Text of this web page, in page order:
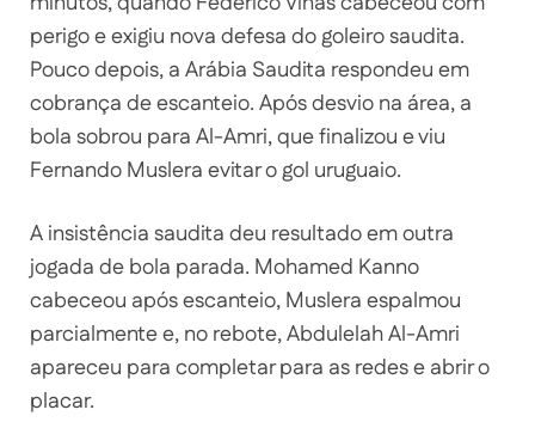
perigo e exigiu nova defesa do goleiro saudita.
Pouco depois, a Arábia Saudita respondeu em
cobrança de escanteio. Após desvio na área, a
bola sobrou para Al-Amri, que finalizou e viu
Fernando Muslera evitar o gol uruguaio.
A insistência saudita deu resultado em outra
jogada de bola parada. Mohamed Kanno
cabeceou após escanteio, Muslera espalmou
parcialmente e, no rebote, Abdulelah Al-Amri
apareceu para completar para as redes e abrir o
placar.